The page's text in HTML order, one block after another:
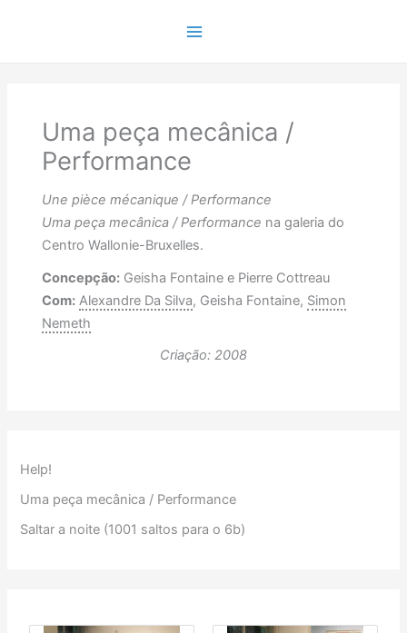
Uma peça mecânica /
Performance
Une pièce mécanique / Performance
Uma peça mecânica / Performance na galeria do
Centro Wallonie-Bruxelles.
Concepção:Geisha Fontaine e Pierre Cottreau
Com: Alexandre Da Silva, Geisha Fontaine, Simon
Nemeth
Criação: 2008
Help!
Uma peça mecânica / Performance
Saltar a noite (1001 saltos para o 6b)